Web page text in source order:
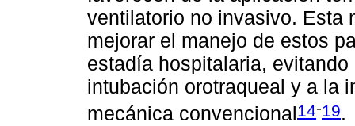
ventilatorio no invasivo. Esta
mejorar el manejo de estos
estadía hospitalaria,
intubación orotraqueal y a la
mecánica convencional14-19.